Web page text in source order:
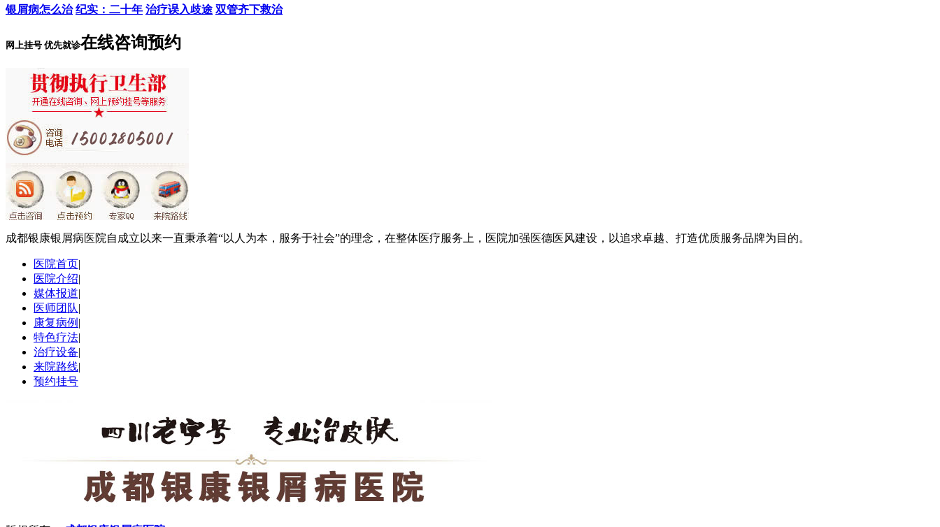
银屑病怎么治 纪实：二十年 治疗误入歧途 双管齐下救治
网上挂号 优先就诊在线咨询预约
成都银康银屑病医院自成立以来一直秉承着“以人为本，服务于社会”的理念，在整体医疗服务上，医院加强医德医风建设，以追求卓越、打造优质服务品牌为目的。
医院首页|
医院介绍|
媒体报道|
医师团队|
康复病例 |
特色疗法|
治疗设备|
来院路线|
预约挂号